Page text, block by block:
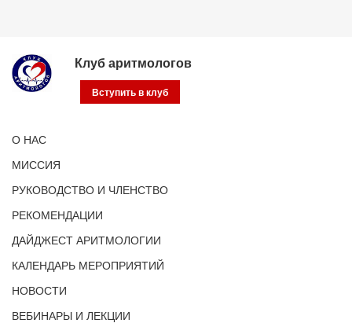
Клуб аритмологов
Вступить в клуб
О НАС
МИССИЯ
РУКОВОДСТВО И ЧЛЕНСТВО
РЕКОМЕНДАЦИИ
ДАЙДЖЕСТ АРИТМОЛОГИИ
КАЛЕНДАРЬ МЕРОПРИЯТИЙ
НОВОСТИ
ВЕБИНАРЫ И ЛЕКЦИИ